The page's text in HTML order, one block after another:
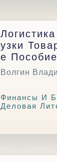
Узки
Е Пособие
Волгин
Финансы И
Деловая